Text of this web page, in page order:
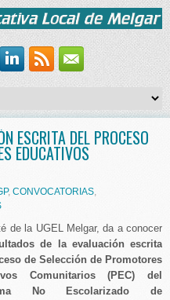
ESCRITA DEL PROCESO
EDUCATIVOS
, CONVOCATORIAS,
de la UGEL Melgar, da a conocer
de la evaluación escrita
de Selección de Promotores
Comunitarios (PEC) del
No Escolarizado de